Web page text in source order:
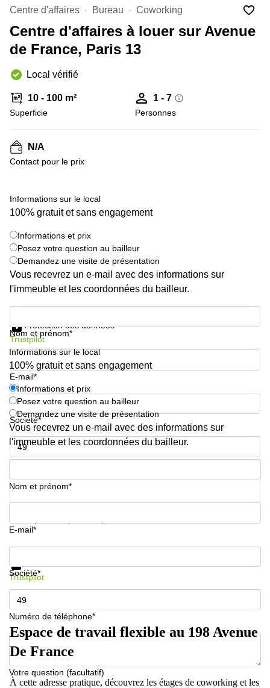
Strasbourg
d'affaires
Toulouse
Toulouse
Coworking
Nice
Centres
Lyon
Centre
Montpellier
Centre d'affaires Bureau Coworking
Centre d'affaires à louer sur Avenue
de France, Paris 13
Local vérifié
10 - 100 m²
Superficie
1 - 7
Personnes
N/A
Contact pour le prix
Informations sur le local
100% gratuit et sans engagement
Informations et prix
Posez votre question au bailleur
Demandez une visite de présentation
Vous recevrez un e-mail avec des informations sur
l'immeuble et les coordonnées du bailleur.
Nom et prénom*
E-mail*
Société*
Numéro de téléphone*
Protection des données
Trustpilot
Informations sur le local
100% gratuit et sans engagement
Informations et prix
Posez votre question au bailleur
Demandez une visite de présentation
Vous recevrez un e-mail avec des informations sur
l'immeuble et les coordonnées du bailleur.
Nom et prénom*
E-mail*
Société*
Numéro de téléphone*
Votre question (facultatif)
Informations et prix
Trustpilot
Espace de travail flexible au 198 Avenue
De France
À cette adresse pratique, découvrez les étages de coworking et les